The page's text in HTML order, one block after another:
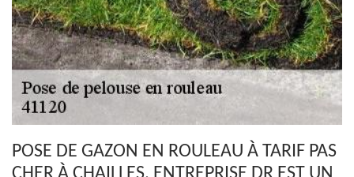
POSE DE GAZON EN ROULEAU À TARIF PAS